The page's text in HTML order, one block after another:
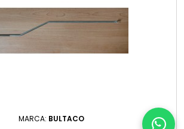
MARCA: BULTACO